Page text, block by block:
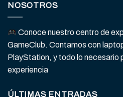
NOSOTROS
Conoce nuestro centro de
GameClub. Contamos con
PlayStation, y todo lo necesario
experiencia
ÚLTIMAS ENTRADAS